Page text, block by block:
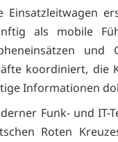
Einsatzleitwagen
als mobile
koordiniert, die
Informationen
Funk- und IT-
Roten